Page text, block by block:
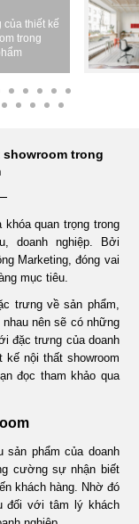
của thiết kế
trong
trong
quan trọng trong
doanh nghiệp. Bởi
Marketing, đóng vai
mục tiêu.
trưng về sản phẩm,
nên sẽ có những
đặc trưng của doanh
nội thất showroom
đọc tham khảo qua
sản phẩm của doanh
cường sự nhận biết
khách hàng. Nhờ đó
đối với tâm lý khách